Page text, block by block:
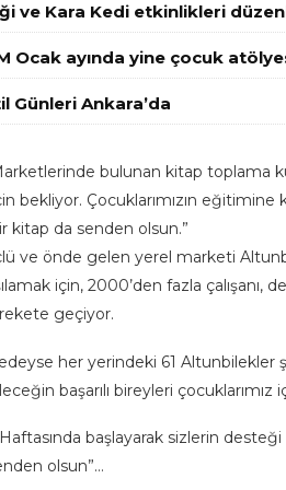
ve Kara Kedi etkinlikleri
Ocak ayında yine çocuk
Günleri Ankara’da
bulunan kitap toplama
bekliyor. Çocuklarımızın
kitap da senden olsun.”
ve önde gelen yerel marketi
için, 2000’den fazla
geçiyor.
her yerindeki 61
başarılı bireyleri çocuklarımız
başlayarak sizlerin
olsun”…